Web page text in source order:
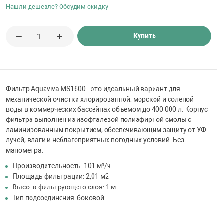
бассейна
Нашли дешевле? Обсудим скидку
Фильтр Aquaviva MS1600 - это идеальный вариант для
механической очистки хлорированной, морской и соленой
воды в коммерческих бассейнах объемом до 400 000 л. Корпус
фильтра выполнен из изофталевой полиэфирной смолы с
ламинированным покрытием, обеспечивающим защиту от УФ-
лучей, влаги и неблагоприятных погодных условий. Без
манометра.
Производительность: 101 м³/ч
Площадь фильтрации: 2,01 м2
Высота фильтрующего слоя: 1 м
Тип подсоединения: боковой
Купить